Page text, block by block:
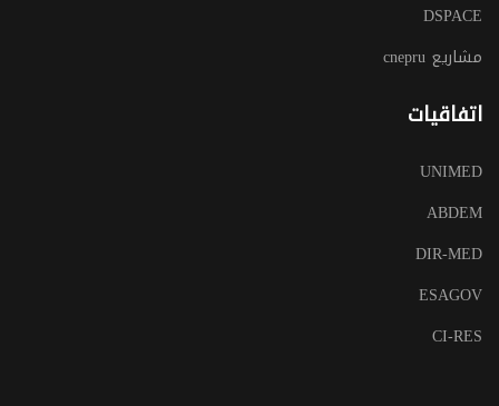
DSPACE
مشاريع cnepru
اتفاقيات
UNIMED
ABDEM
DIR-MED
ESAGOV
CI-RES